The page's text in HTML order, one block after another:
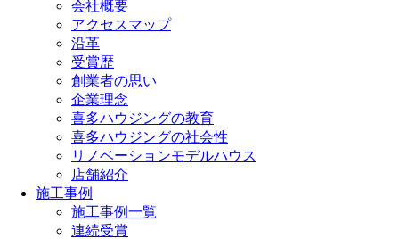
会社概要
アクセスマップ
沿革
受賞歴
創業者の思い
企業理念
喜多ハウジングの教育
喜多ハウジングの社会性
リノベーションモデルハウス
店舗紹介
施工事例
施工事例一覧
連続受賞